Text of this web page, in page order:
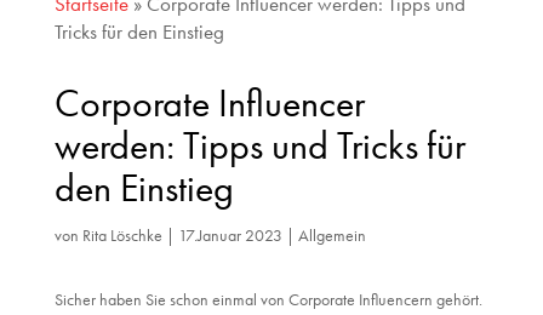
Tricks für den Einstieg
Corporate Influencer
werden: Tipps und Tricks für
den Einstieg
von Rita Löschke | 17.Januar 2023 | Allgemein
Sicher haben Sie schon einmal von Corporate Influencern gehört.